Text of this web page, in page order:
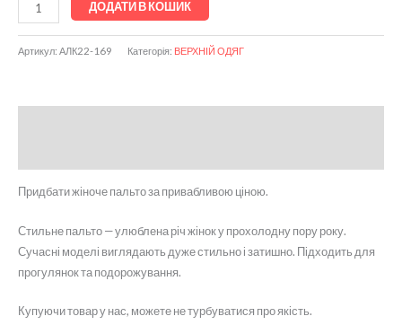
ДОДАТИ В КОШИК
Артикул: АЛК22-169 Категорія: ВЕРХНІЙ ОДЯГ
Придбати жіноче пальто за привабливою ціною.
Стильне пальто — улюблена річ жінок у прохолодну пору року.
Сучасні моделі виглядають дуже стильно і затишно. Підходить для
прогулянок та подорожування.
Купуючи товар у нас, можете не турбуватися про якість.